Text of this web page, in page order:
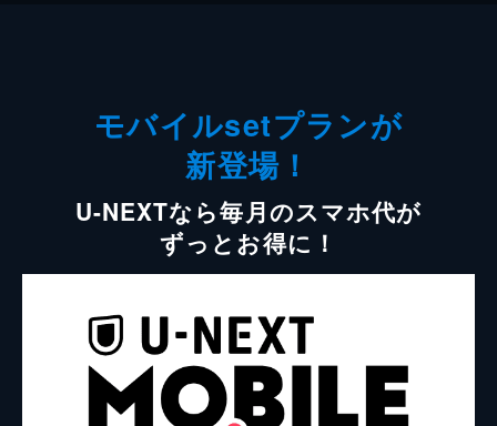
モバイルsetプランが
新登場！
U-NEXTなら毎月のスマホ代が
ずっとお得に！